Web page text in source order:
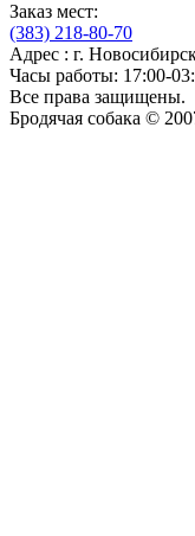
Заказ мест:
(383) 218-80-70
Адрес : г.
Часы работы: 17:00-
Все права защищены.
Бродячая собака ©